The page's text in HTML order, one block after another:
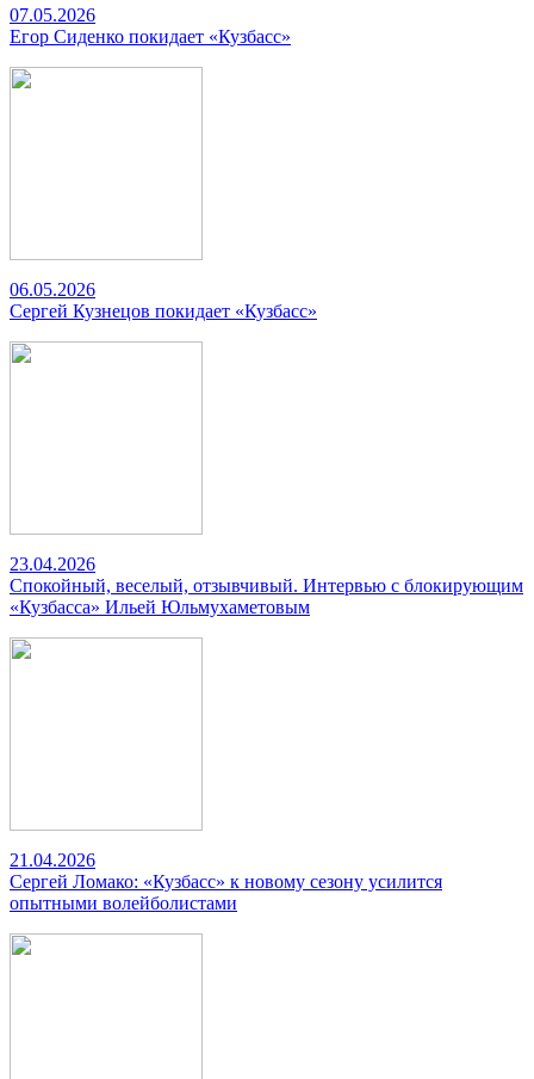
07.05.2026
Егор Сиденко покидает «Кузбасс»
06.05.2026
Сергей Кузнецов покидает «Кузбасс»
23.04.2026
Спокойный, веселый, отзывчивый. Интервью с блокирующим
«Кузбасса» Ильей Юльмухаметовым
21.04.2026
Сергей Ломако: «Кузбасс» к новому сезону усилится
опытными волейболистами